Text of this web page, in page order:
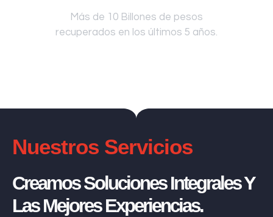
Más de 10 Billones de pesos
recuperados en los últimos 5 años.
Nuestros Servicios
Creamos Soluciones Integrales Y
Las Mejores Experiencias.